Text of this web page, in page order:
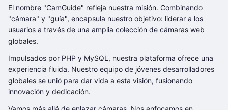
El nombre "CamGuide" refleja nuestra misión. Combinando
"cámara" y "guía", encapsula nuestro objetivo: liderar a los
usuarios a través de una amplia colección de cámaras web
globales.
Impulsados por PHP y MySQL, nuestra plataforma ofrece una
experiencia fluida. Nuestro equipo de jóvenes desarrolladores
globales se unió para dar vida a esta visión, fusionando
innovación y dedicación.